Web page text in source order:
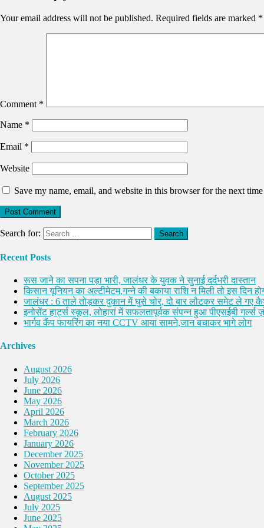
Your email address will not be published. Required fields are marked *
Comment *
Name *
Email *
Website
Save my name, email, and website in this browser for the next
Search for:
Recent Posts
रूस जाने का सपना पड़ा भारी, जालंधर के युवक ने सुनाई दर्दभरी दास्तान
किसान यूनियन का अल्टीमेटम,गन्ने की बकाया राशि न मिली तो इस दिन
जालंधर : 6 ताले तोड़कर दुकान में घुसे चोर, दो बार लौटकर समेट ले गए
इनोसेंट हार्ट्स स्कूल, लोहारां में सफलतापूर्वक संपन्न हुआ पीएसईबी गर्ल्स
भार्गव कैंप फायरिंग का नया CCTV आया सामने,जान बचाकर भागे लोग
Archives
August 2026
July 2026
June 2026
May 2026
April 2026
March 2026
February 2026
January 2026
December 2025
November 2025
October 2025
September 2025
August 2025
July 2025
June 2025